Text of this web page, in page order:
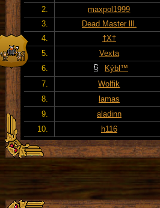
2.
maxpol1999
3.
Dead Master lll.
4.
†X†
5.
Vexta
6.
Kýbl™
7.
Wolfik
8.
lamas
9.
aladinn
10.
h116